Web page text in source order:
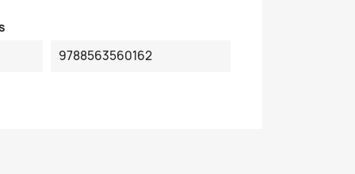
9788563560162